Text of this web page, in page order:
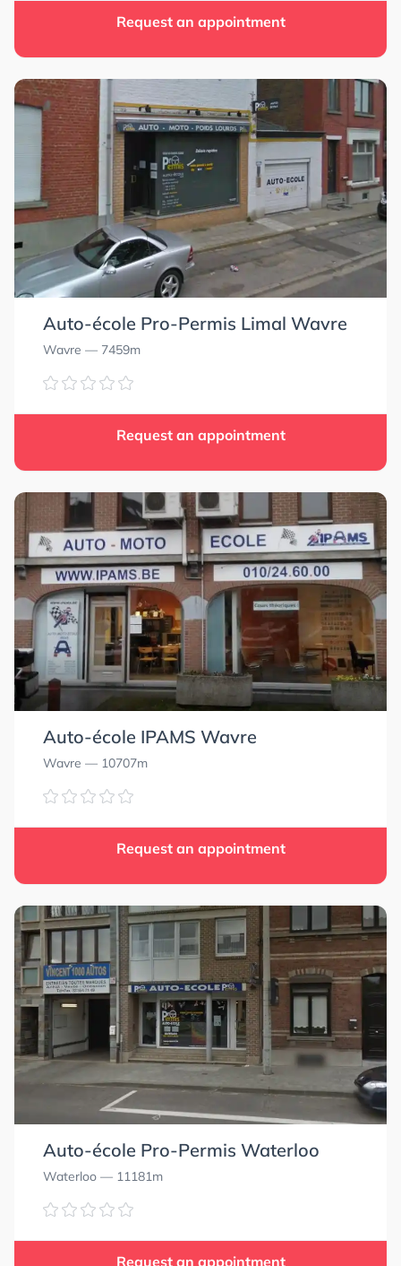
Request an appointment
Auto-école Pro-Permis Limal Wavre
Wavre — 7459m
Request an appointment
Auto-école IPAMS Wavre
Wavre — 10707m
Request an appointment
Auto-école Pro-Permis Waterloo
Waterloo — 11181m
Request an appointment